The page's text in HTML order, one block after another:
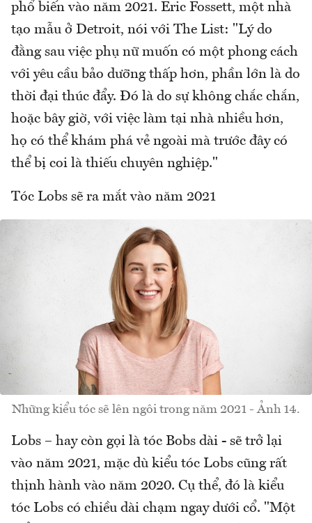
phổ biến vào năm 2021. Eric Fossett, một nhà
tạo mẫu ở Detroit, nói với The List: "Lý do
đằng sau việc phụ nữ muốn có một phong cách
với yêu cầu bảo dưỡng thấp hơn, phần lớn là do
thời đại thúc đẩy. Đó là do sự không chắc chắn,
hoặc bây giờ, với việc làm tại nhà nhiều hơn,
họ có thể khám phá vẻ ngoài mà trước đây có
thể bị coi là thiếu chuyên nghiệp."
Tóc Lobs sẽ ra mắt vào năm 2021
Những kiểu tóc sẽ lên ngôi trong năm 2021 - Ảnh 14.
Lobs – hay còn gọi là tóc Bobs dài - sẽ trở lại
vào năm 2021, mặc dù kiểu tóc Lobs cũng rất
thịnh hành vào năm 2020. Cụ thể, đó là kiểu
tóc Lobs có chiều dài chạm ngay dưới cổ. "Một